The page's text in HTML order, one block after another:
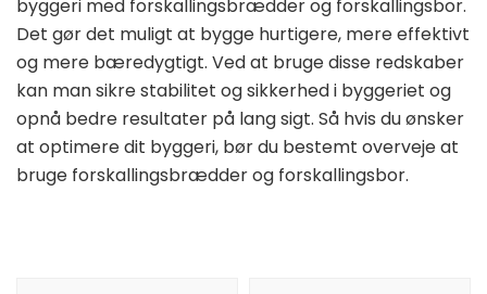
byggeri med forskallingsbrædder og forskallingsbor.
Det gør det muligt at bygge hurtigere, mere effektivt
og mere bæredygtigt. Ved at bruge disse redskaber
kan man sikre stabilitet og sikkerhed i byggeriet og
opnå bedre resultater på lang sigt. Så hvis du ønsker
at optimere dit byggeri, bør du bestemt overveje at
bruge forskallingsbrædder og forskallingsbor.